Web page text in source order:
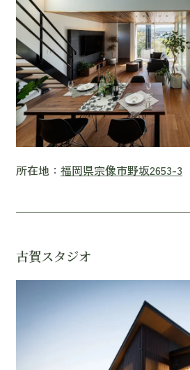
所在地： 福岡県宗像市野坂2653-3
古賀スタジオ